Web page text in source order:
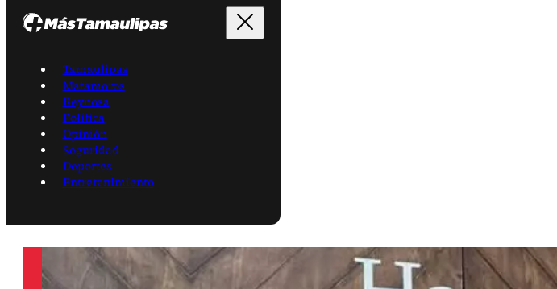
Tamaulipas
Matamoros
Reynosa
Política
Opinión
Seguridad
Deportes
Entretenimiento